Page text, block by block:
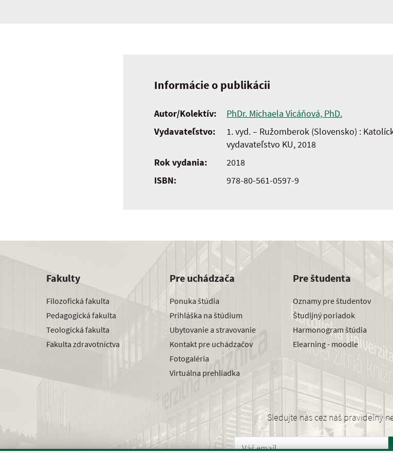
Informácie o publikácii
Autor/Kolektív:
PhDr. Michaela Vicáňová, PhD.
Vydavateľstvo:
1. vyd. – Ružomberok (Slovensko) :
vydavateľstvo KU, 2018
Rok vydania:
2018
ISBN:
978-80-561-0597-9
Fakulty
Filozofická fakulta
Pedagogická fakulta
Teologická fakulta
Fakulta zdravotníctva
Pre uchádzača
Ponuka štúdia
Prihláška na štúdium
Ubytovanie a stravovanie
Kontakt pre uchádzačov
Fotogaléria
Virtuálna prehliadka
Pre študenta
Oznamy pre študentov
Študijný poriadok
Harmonogram štúdia
Elearning - moodle
Sledujte nás cez náš pravidelný